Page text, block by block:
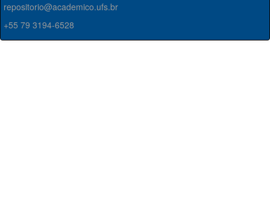
repositorio@academico.ufs.br
+55 79 3194-6528